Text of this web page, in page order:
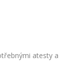
atesty a